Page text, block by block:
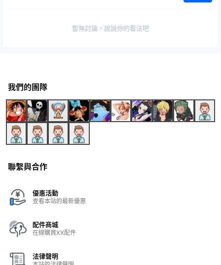
暫無討論，說說你的看法吧
我們的團隊
聯繫與合作
優惠活動
查看本站的最新優惠
配件商城
在線購買XX配件
法律聲明